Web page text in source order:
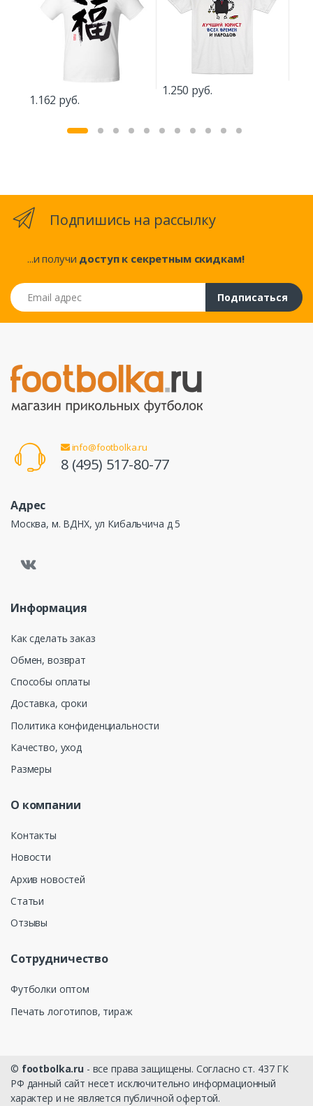
1.162 руб.
1.250 руб.
Подпишись на рассылку
...и получи доступ к секретным скидкам!
Email адрес
Подписаться
info@footbolka.ru
8 (495) 517-80-77
Адрес
Москва, м. ВДНХ, ул Кибальчича д 5
Информация
Как сделать заказ
Обмен, возврат
Способы оплаты
Доставка, сроки
Политика конфиденциальности
Качество, уход
Размеры
О компании
Контакты
Новости
Архив новостей
Статьи
Отзывы
Сотрудничество
Футболки оптом
Печать логотипов, тираж
© footbolka.ru - все права защищены. Согласно ст. 437 ГК
РФ данный сайт несет исключительно информационный
характер и не является публичной офертой.